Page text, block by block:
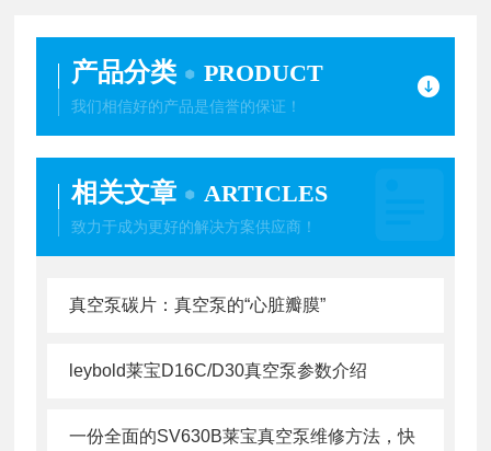
产品分类 PRODUCT
我们相信好的产品是信誉的保证！
相关文章 ARTICLES
致力于成为更好的解决方案供应商！
真空泵碳片：真空泵的“心脏瓣膜”
leybold莱宝D16C/D30真空泵参数介绍
一份全面的SV630B莱宝真空泵维修方法，快